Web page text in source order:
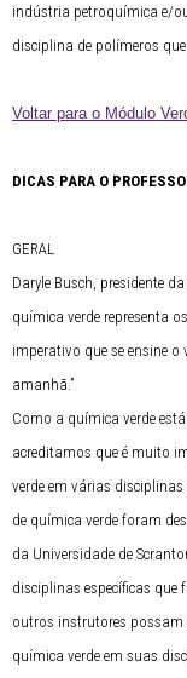
indústria petroquímica e/
disciplina de polímeros
Voltar para o Módulo
DICAS PARA O
GERAL
Daryle Busch, presidente
química verde representa
imperativo que se ensine
amanhã.”
Como a química verde
acreditamos que é muito
verde em várias
de química verde foram
da Universidade de
disciplinas específicas que
outros instrutores possam
química verde em suas